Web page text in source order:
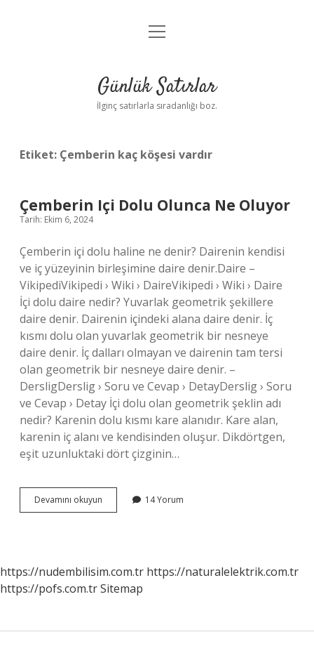
Anasayfa
Yasal Uyarı
menüyü
Günlük Satırlar
İlginç satırlarla sıradanlığı boz.
Etiket: Çemberin kaç köşesi vardır
Çemberin Içi Dolu Olunca Ne Oluyor
Tarih: Ekim 6, 2024
Çemberin içi dolu haline ne denir? Dairenin kendisi
ve iç yüzeyinin birleşimine daire denir.Daire –
VikipediVikipedi › Wiki › DaireVikipedi › Wiki › Daire
İçi dolu daire nedir? Yuvarlak geometrik şekillere
daire denir. Dairenin içindeki alana daire denir. İç
kısmı dolu olan yuvarlak geometrik bir nesneye
daire denir. İç dalları olmayan ve dairenin tam tersi
olan geometrik bir nesneye daire denir. –
DersligDerslig › Soru ve Cevap › DetayDerslig › Soru
ve Cevap › Detay İçi dolu olan geometrik şeklin adı
nedir? Karenin dolu kısmı kare alanıdır. Kare alan,
karenin iç alanı ve kendisinden oluşur. Dikdörtgen,
eşit uzunluktaki dört çizginin…
Devamını okuyun Çemberin
Içi
14 Yorum
https://nudembilisim.com.tr https://naturalelektrik.com.tr
https://pofs.com.trSitemap